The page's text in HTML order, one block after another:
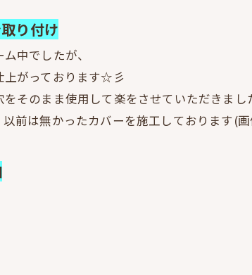
り付け
中でしたが、
上がっております☆彡
そのまま使用して楽をさせていただきまし
前は無かったカバーを施工しております(